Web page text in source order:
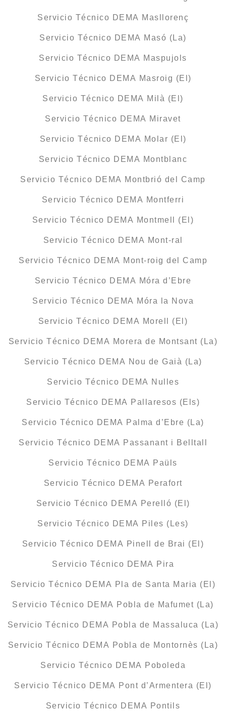
Servicio Técnico DEMA Masllorenç
Servicio Técnico DEMA Masó (La)
Servicio Técnico DEMA Maspujols
Servicio Técnico DEMA Masroig (El)
Servicio Técnico DEMA Milà (El)
Servicio Técnico DEMA Miravet
Servicio Técnico DEMA Molar (El)
Servicio Técnico DEMA Montblanc
Servicio Técnico DEMA Montbrió del Camp
Servicio Técnico DEMA Montferri
Servicio Técnico DEMA Montmell (El)
Servicio Técnico DEMA Mont-ral
Servicio Técnico DEMA Mont-roig del Camp
Servicio Técnico DEMA Móra d’Ebre
Servicio Técnico DEMA Móra la Nova
Servicio Técnico DEMA Morell (El)
Servicio Técnico DEMA Morera de Montsant (La)
Servicio Técnico DEMA Nou de Gaià (La)
Servicio Técnico DEMA Nulles
Servicio Técnico DEMA Pallaresos (Els)
Servicio Técnico DEMA Palma d’Ebre (La)
Servicio Técnico DEMA Passanant i Belltall
Servicio Técnico DEMA Paüls
Servicio Técnico DEMA Perafort
Servicio Técnico DEMA Perelló (El)
Servicio Técnico DEMA Piles (Les)
Servicio Técnico DEMA Pinell de Brai (El)
Servicio Técnico DEMA Pira
Servicio Técnico DEMA Pla de Santa Maria (El)
Servicio Técnico DEMA Pobla de Mafumet (La)
Servicio Técnico DEMA Pobla de Massaluca (La)
Servicio Técnico DEMA Pobla de Montornès (La)
Servicio Técnico DEMA Poboleda
Servicio Técnico DEMA Pont d’Armentera (El)
Servicio Técnico DEMA Pontils